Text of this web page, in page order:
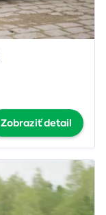
Zobraziť detail